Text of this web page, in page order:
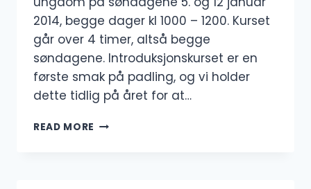
2014, begge dager kl 1000 – 1200. Kurset
går over 4 timer, altså begge
søndagene. Introduksjonskurset er en
første smak på padling, og vi holder
dette tidlig på året for at…
READ MORE INTRODUKSJONSKURS